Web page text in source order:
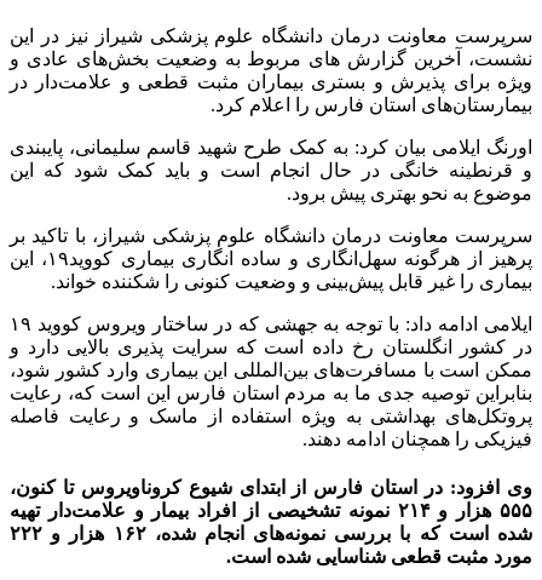
سرپرست معاونت درمان دانشگاه علوم پزشکی شیراز نیز در این
نشست، آخرین گزارش های مربوط به وضعیت بخش‌های عادی و
ویژه برای پذیرش و بستری بیماران مثبت قطعی و علامت‌دار در
بیمارستان‌های استان فارس را اعلام کرد.
اورنگ ایلامی بیان کرد: به کمک طرح شهید قاسم سلیمانی، پایبندی
و قرنطینه خانگی در حال انجام است و باید کمک شود که این
موضوع به نحو بهتری پیش برود.
سرپرست معاونت درمان دانشگاه علوم پزشکی شیراز، با تاکید بر
پرهیز از هرگونه سهل‌انگاری و ساده انگاری بیماری کووید۱۹، این
بیماری را غیر قابل پیش‌بینی و وضعیت کنونی را شکننده خواند.
ایلامی ادامه داد: با توجه به جهشی که در ساختار ویروس کووید ۱۹
در کشور انگلستان رخ داده است که سرایت پذیری بالایی دارد و
ممکن است با مسافرت‌های بین‌المللی این بیماری وارد کشور شود،
بنابراین توصیه جدی ما به مردم استان فارس این است که، رعایت
پروتکل‌های بهداشتی به ویژه استفاده از ماسک و رعایت فاصله
فیزیکی را همچنان ادامه دهند.
وی افزود: در استان فارس از ابتدای شیوع کروناویروس تا کنون،
۵۵۵ هزار و ۲۱۴ نمونه تشخیصی از افراد بیمار و علامت‌دار تهیه
شده است که با بررسی نمونه‌های انجام شده، ۱۶۲ هزار و ۲۲۲
مورد مثبت قطعی شناسایی شده است.